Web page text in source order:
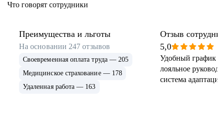
Что говорят сотрудники
Преимущества и льготы
На основании 247 отзывов
Своевременная оплата труда — 205
Медицинское страхование — 178
Удаленная работа — 163
Отзыв
5,0
Удобный график
лояльное
система